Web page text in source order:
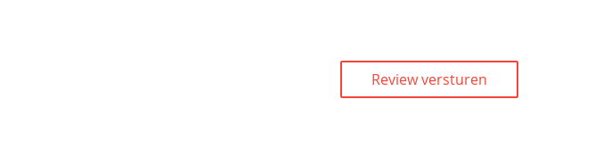
Review versturen